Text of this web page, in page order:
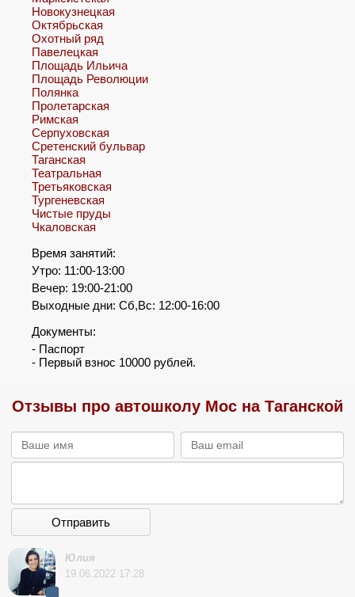
Новокузнецкая
Октябрьская
Охотный ряд
Павелецкая
Площадь Ильича
Площадь Революции
Полянка
Пролетарская
Римская
Серпуховская
Сретенский бульвар
Таганская
Театральная
Третьяковская
Тургеневская
Чистые пруды
Чкаловская
Время занятий:
Утро: 11:00-13:00
Вечер: 19:00-21:00
Выходные дни: Сб,Вс: 12:00-16:00
Документы:
- Паспорт
- Первый взнос 10000 рублей.
Отзывы про автошколу Мос на Таганской
Отправить
Юлия
19.06.2022 17:28